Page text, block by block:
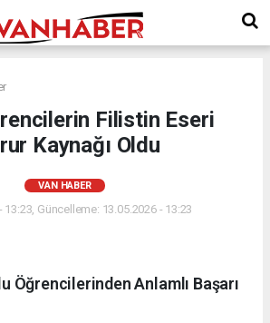
Filistin Eseri
Kaynağı Oldu
VAN HABER
13:23, Güncelleme: 13.05.2026 - 13:23
Öğrencilerinden Anlamlı Başarı